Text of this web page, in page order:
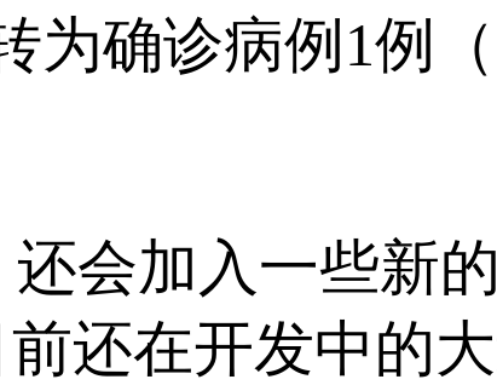
为确诊病例1例
会加入一些新
还在开发中的